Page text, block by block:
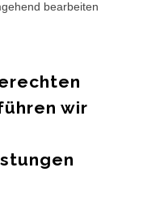
bearbeiten
wir